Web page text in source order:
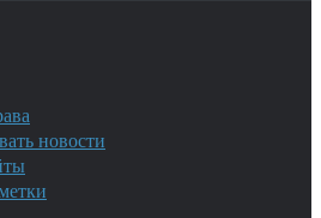
новости